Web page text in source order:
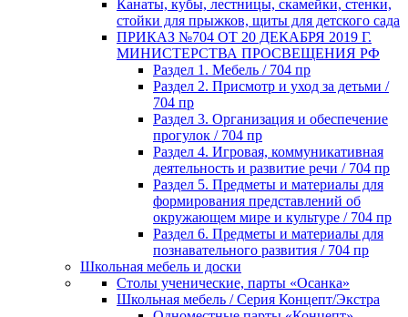
Канаты, кубы, лестницы, скамейки, стенки,
стойки для прыжков, щиты для детского сада
ПРИКАЗ №704 ОТ 20 ДЕКАБРЯ 2019 Г.
МИНИСТЕРСТВА ПРОСВЕЩЕНИЯ РФ
Раздел 1. Мебель / 704 пр
Раздел 2. Присмотр и уход за детьми /
704 пр
Раздел 3. Организация и обеспечение
прогулок / 704 пр
Раздел 4. Игровая, коммуникативная
деятельность и развитие речи / 704 пр
Раздел 5. Предметы и материалы для
формирования представлений об
окружающем мире и культуре / 704 пр
Раздел 6. Предметы и материалы для
познавательного развития / 704 пр
Школьная мебель и доски
Столы ученические, парты «Осанка»
Школьная мебель / Серия Концепт/Экстра